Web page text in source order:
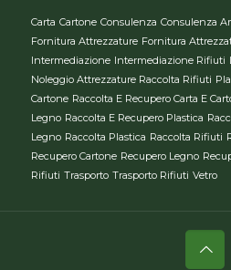
Carta Cartone Consulenza Consulenza
Fornitura Attrezzature Fornitura
Intermediazione Intermediazione Rifiuti
Noleggio Attrezzature Raccolta Rifiuti
Cartone Raccolta E Recupero Carta E
Legno Raccolta E Recupero Plastica
Legno Raccolta Plastica Raccolta Rifiuti
Recupero Cartone Recupero Legno
Rifiuti Trasporto Trasporto Rifiuti Vetro